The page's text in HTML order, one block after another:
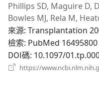
Phillips SD, Maguire D,
Bowles MJ, Rela M,
來源‎: Transplantation
檢索‎: PubMed 16495800
DOI碼‎: 10.1097/
https://